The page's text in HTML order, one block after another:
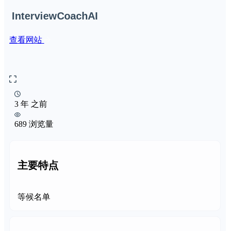
InterviewCoachAI
查看网站
3 年 之前
689 浏览量
主要特点
等候名单